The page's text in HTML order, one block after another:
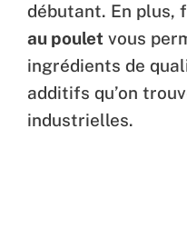
débutant. En plus,
au poulet vous
ingrédients de
additifs qu’on
industrielles.